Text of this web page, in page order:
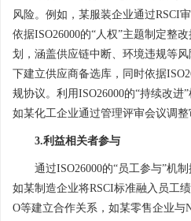
风险。例如，某服装企业通过RSCI
依据ISO26000的“人权”主题制定整
划，涵盖供应链中断、环境违规等
下建立供应商备选库，同时依据
规协议。利用ISO26000的“持续改进
如某化工企业通过管理评审会议调整
3.利益相关者参与
通过ISO26000的“员工参与”机
如某制造企业将RSCI标准融入员工
O等建立合作关系，如某零售企业与